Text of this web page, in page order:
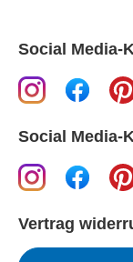
Social Media-
Social Media-
Vertrag